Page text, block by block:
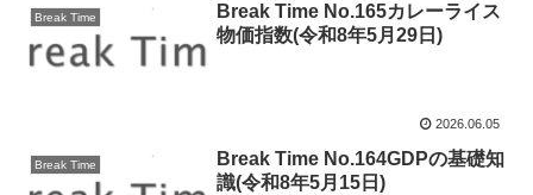
Break Time
Break Time No.165カレーライス
物価指数(令和8年5月29日)
2026.06.05
Break Time
Break Time No.164GDPの基礎知
識(令和8年5月15日)